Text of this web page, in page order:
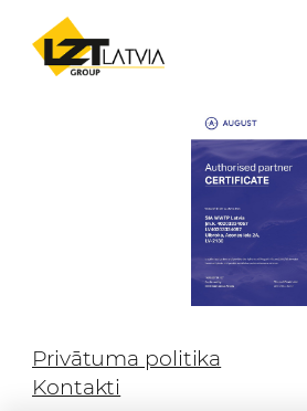
Privātuma politika
Kontakti